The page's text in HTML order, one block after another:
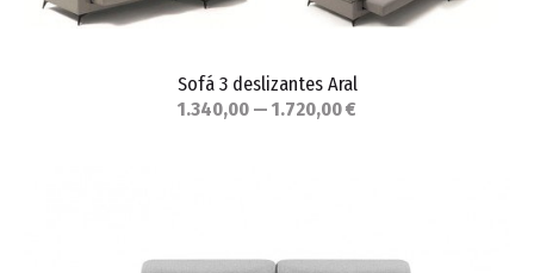
Sofá 3 deslizantes Aral
1.340,00 — 1.720,00 €